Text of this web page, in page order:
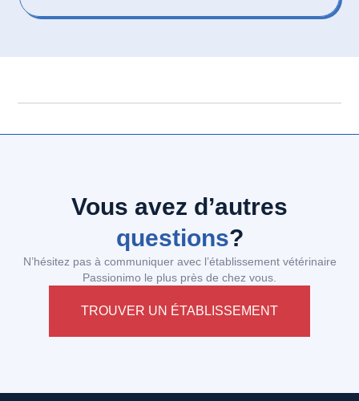
Vous avez d’autres
questions?
N’hésitez pas à communiquer avec l’établissement vétérinaire
Passionimo le plus près de chez vous.
TROUVER UN ÉTABLISSEMENT